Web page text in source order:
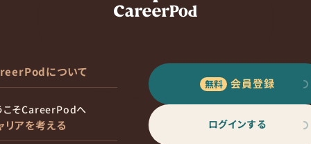
について
こそCareerPodへ
リアを考える
会員登録
ログインする